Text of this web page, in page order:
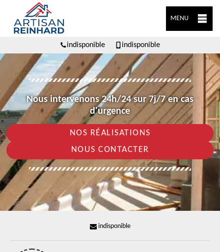
MENU
indisponible indisponible
Nous intervenons 24h/24 sur 7j/7 en cas
d'urgence
NOS RÉALISATIONS
NOUS CONTACTER
indisponible